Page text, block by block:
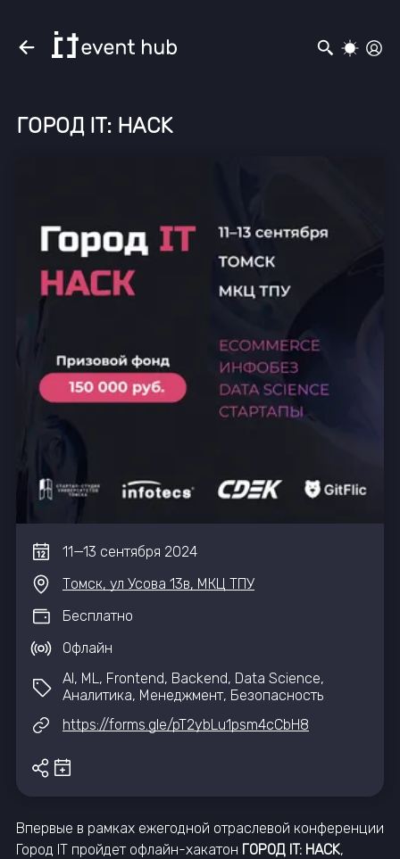
ГОРОД IT: HACK
11—13 сентября 2024
Томск, ул Усова 13в, МКЦ ТПУ
Бесплатно
Офлайн
AI, ML, Frontend, Backend, Data Science,
Аналитика, Менеджмент, Безопасность
https://forms.gle/pT2ybLu1psm4cCbH8
Впервые в рамках ежегодной отраслевой конференции
Город IT пройдет офлайн-хакатон ГОРОД IT: HACK,